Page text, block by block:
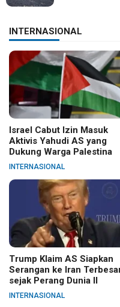
INTERNASIONAL
Israel Cabut Izin Masuk
Aktivis Yahudi AS yang
Dukung Warga Palestina
INTERNASIONAL
Trump Klaim AS Siapkan
Serangan ke Iran
sejak Perang Dunia II
INTERNASIONAL